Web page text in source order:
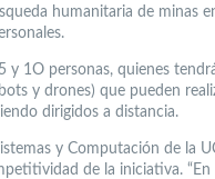
humanitaria de minas
y 1O personas, quienes
y drones) que pueden
dirigidos a distancia.
y Computación de la
de la iniciativa. “En